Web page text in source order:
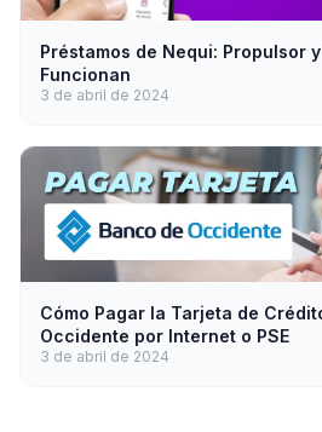
Préstamos de Nequi: Propulsor
Funcionan
3 de abril de 2024
Cómo Pagar la Tarjeta de
Occidente por Internet o PSE
3 de abril de 2024